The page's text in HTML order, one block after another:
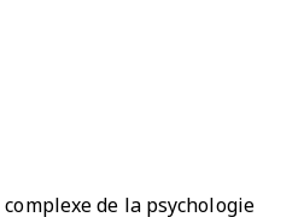
complexe de la psychologie